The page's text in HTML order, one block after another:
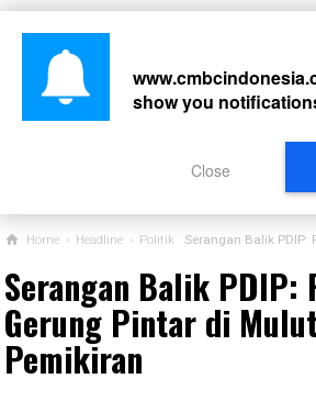
Home › Headline › Politik Serangan Balik PDIP: Rocky
Serangan Balik PDIP:
Gerung Pintar di
Pemikiran
show you
Close